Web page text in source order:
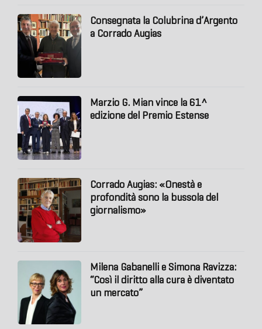
Consegnata la Colubrina d’Argento
a Corrado Augias
Marzio G. Mian vince la 61^
edizione del Premio Estense
Corrado Augias: «Onestà e
profondità sono la bussola del
giornalismo»
Milena Gabanelli e Simona Ravizza:
“Così il diritto alla cura è diventato
un mercato”